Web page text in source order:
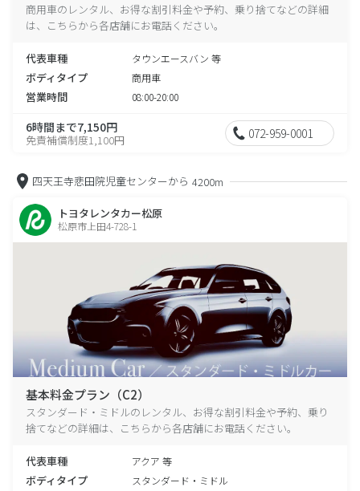
商用車のレンタル、お得な割引料金や予約、乗り捨てなどの詳細
は、こちらから各店舗にお電話ください。
代表車種 タウンエースバン 等
ボディタイプ 商用車
営業時間 08:00-20:00
6時間まで7,150円
免責補償制度1,100円 072-959-0001
四天王寺悲田院児童センターから 4200m
トヨタレンタカー松原
松原市上田4-728-1
基本料金プラン（C2）
スタンダード・ミドルのレンタル、お得な割引料金や予約、乗り
捨てなどの詳細は、こちらから各店舗にお電話ください。
代表車種 アクア 等
ボディタイプ スタンダード・ミドル